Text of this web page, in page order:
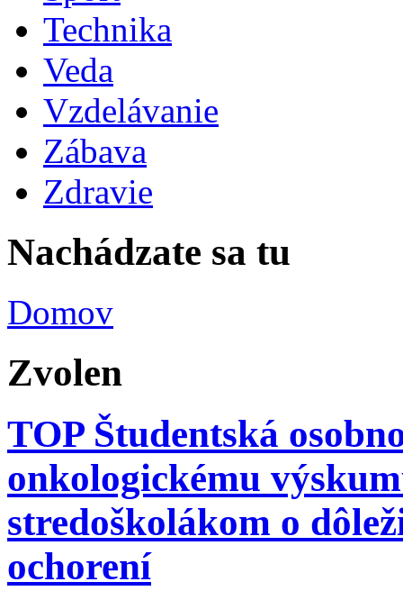
Technika
Veda
Vzdelávanie
Zábava
Zdravie
Nachádzate sa tu
Domov
Zvolen
TOP Študentská
onkologickému
stredoškolákom o
ochorení